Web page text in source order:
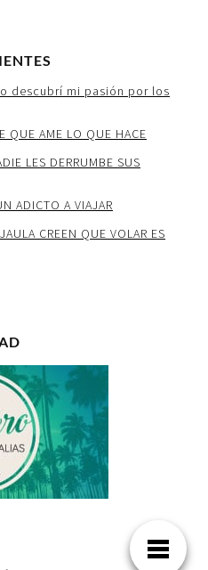
descubrí mi pasión por los
QUE AME LO QUE HACE
LES DERRUMBE SUS
ADICTO A VIAJAR
CREEN QUE VOLAR ES